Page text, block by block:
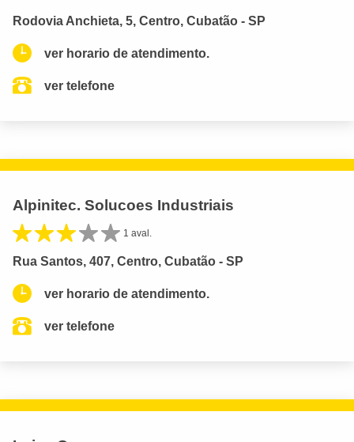
Rodovia Anchieta, 5, Centro, Cubatão - SP
ver horario de atendimento.
ver telefone
Alpinitec. Solucoes Industriais
1 aval.
Rua Santos, 407, Centro, Cubatão - SP
ver horario de atendimento.
ver telefone